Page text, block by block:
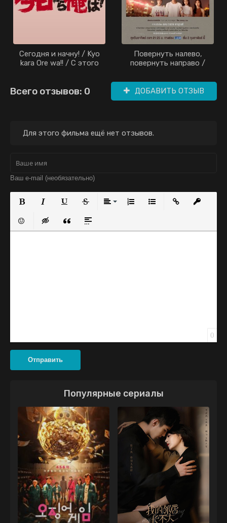
Сегодня и начну! / Kyo
kara Ore wa!! / С этого
My Turn!! / Kyô kara Ore
Повернуть налево,
повернуть направо /
(2020)
Всего отзывов: 0 ДОБАВИТЬ ОТЗЫВ
Для этого фильма ещё нет отзывов.
Вставить смайлик
Вставка скрытого текста
Вставка цитаты
Вставка спойлера
0
Отправить
Популярные сериалы